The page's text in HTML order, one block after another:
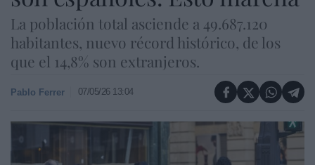
La población total asciende a 49.687.120
habitantes, nuevo récord histórico, de los
que el 14,8% son extranjeros.
Pablo Ferrer 07/05/26 13:04